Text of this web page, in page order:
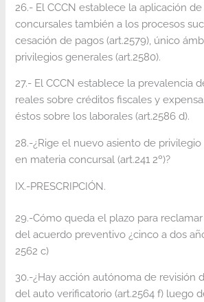
26.- El CCCN establece la aplicación
concursales también a los procesos
cesación de pagos (art.2579), único
privilegios generales (art.2580).
27.- El CCCN establece la prevalencia
reales sobre créditos fiscales y
éstos sobre los laborales (art.2586 d).
28.-¿Rige el nuevo asiento de privilegio
en materia concursal (art.241 2º)?
IX.-PRESCRIPCIÓN.
29.-Cómo queda el plazo para
del acuerdo preventivo ¿cinco a dos
2562 c)
30.-¿Hay acción autónoma de revisión
del auto verificatorio (art.2564 f) luego